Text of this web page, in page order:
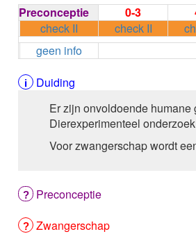
Preconceptie
0-3
check II
check II
geen info
Duiding
Er zijn onvoldoende
Dierexperimenteel
Voor zwangerschap wordt
Preconceptie
Zwangerschap